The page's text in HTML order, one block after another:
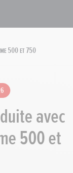
500 et 750
avec
500 et